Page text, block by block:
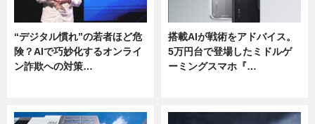
“デジタル慣れ”の若者ほど危
険？AIで巧妙化するオンライ
ン詐欺への対策…
搭載AIが戦術をアドバイス。
5万円台で登場したミドルゲ
ーミングスマホ『…